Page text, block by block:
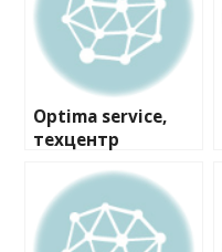
Optima service,
техцентр